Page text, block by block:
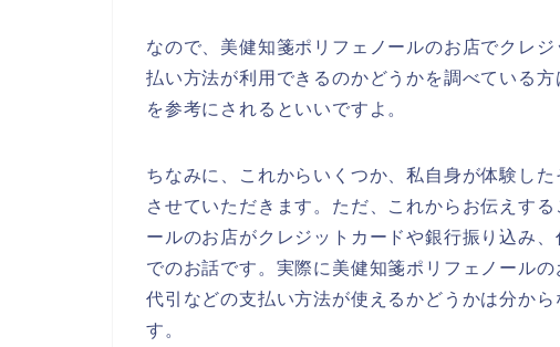
なので、美健知箋ポリフェノールのお店でクレ
払い方法が利用できるのかどうかを調べている
を参考にされるといいですよ。
ちなみに、これからいくつか、私自身が体験し
させていただきます。ただ、これからお伝えす
ールのお店がクレジットカードや銀行振り込み
でのお話です。実際に美健知箋ポリフェノール
代引などの支払い方法が使えるかどうかは分か
す。